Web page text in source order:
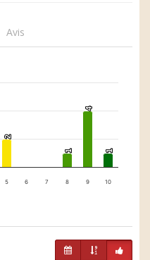
Avis
2
2
1
1
4
4
1
1
5 6 7 8 9 10